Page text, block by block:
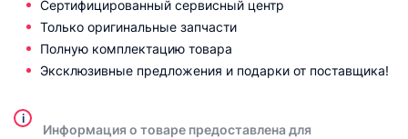
Сертифицированный сервисный центр
Только оригинальные запчасти
Полную комплектацию товара
Эксклюзивные предложения и подарки от поставщика!
i
Информация о товаре предоставлена для